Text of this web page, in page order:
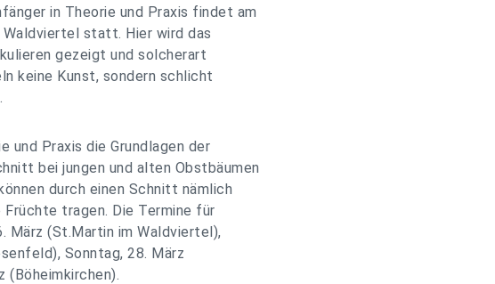
in Theorie und Praxis findet am
statt. Hier wird das
gezeigt und solcherart
keine Kunst, sondern schlicht
und Praxis die Grundlagen der
bei jungen und alten Obstbäumen
durch einen Schnitt nämlich
tragen. Die Termine für
März (St.Martin im Waldviertel),
Sonntag, 28. März
(Böheimkirchen).